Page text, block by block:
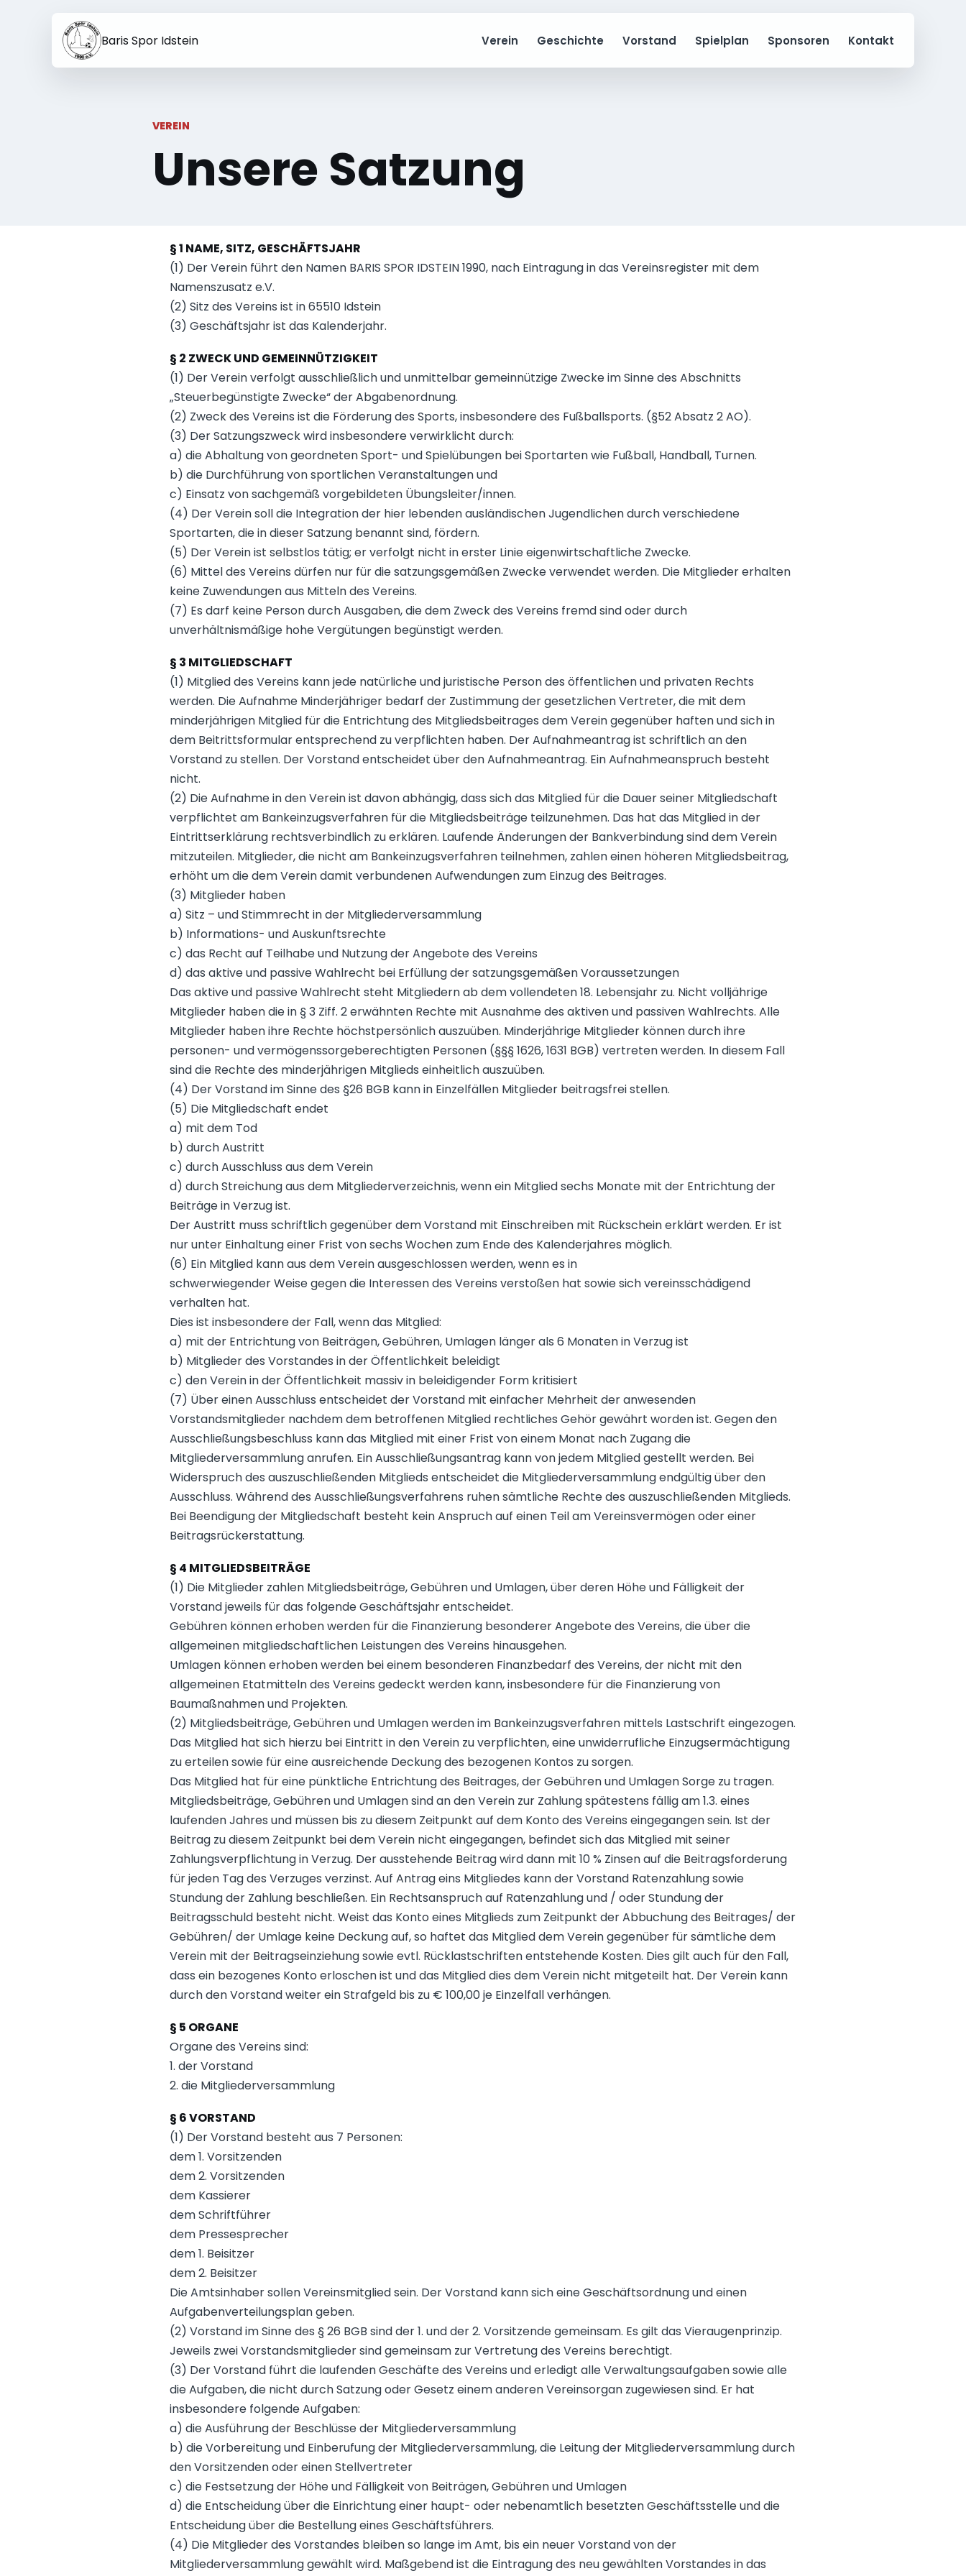
Baris Spor Idstein Verein Geschichte Vorstand Spielplan Sponsoren Kontakt
VEREIN
Unsere Satzung
§ 1 NAME, SITZ, GESCHÄFTSJAHR
(1) Der Verein führt den Namen BARIS SPOR IDSTEIN 1990, nach Eintragung in das Vereinsregister mit dem
Namenszusatz e.V.
(2) Sitz des Vereins ist in 65510 Idstein
(3) Geschäftsjahr ist das Kalenderjahr.
§ 2 ZWECK UND GEMEINNÜTZIGKEIT
(1) Der Verein verfolgt ausschließlich und unmittelbar gemeinnützige Zwecke im Sinne des Abschnitts
„Steuerbegünstigte Zwecke“ der Abgabenordnung.
(2) Zweck des Vereins ist die Förderung des Sports, insbesondere des Fußballsports. (§52 Absatz 2 AO).
(3) Der Satzungszweck wird insbesondere verwirklicht durch:
a) die Abhaltung von geordneten Sport- und Spielübungen bei Sportarten wie Fußball, Handball, Turnen.
b) die Durchführung von sportlichen Veranstaltungen und
c) Einsatz von sachgemäß vorgebildeten Übungsleiter/innen.
(4) Der Verein soll die Integration der hier lebenden ausländischen Jugendlichen durch verschiedene
Sportarten, die in dieser Satzung benannt sind, fördern.
(5) Der Verein ist selbstlos tätig; er verfolgt nicht in erster Linie eigenwirtschaftliche Zwecke.
(6) Mittel des Vereins dürfen nur für die satzungsgemäßen Zwecke verwendet werden. Die Mitglieder erhalten
keine Zuwendungen aus Mitteln des Vereins.
(7) Es darf keine Person durch Ausgaben, die dem Zweck des Vereins fremd sind oder durch
unverhältnismäßige hohe Vergütungen begünstigt werden.
§ 3 MITGLIEDSCHAFT
(1) Mitglied des Vereins kann jede natürliche und juristische Person des öffentlichen und privaten Rechts
werden. Die Aufnahme Minderjähriger bedarf der Zustimmung der gesetzlichen Vertreter, die mit dem
minderjährigen Mitglied für die Entrichtung des Mitgliedsbeitrages dem Verein gegenüber haften und sich in
dem Beitrittsformular entsprechend zu verpflichten haben. Der Aufnahmeantrag ist schriftlich an den
Vorstand zu stellen. Der Vorstand entscheidet über den Aufnahmeantrag. Ein Aufnahmeanspruch besteht
nicht.
(2) Die Aufnahme in den Verein ist davon abhängig, dass sich das Mitglied für die Dauer seiner Mitgliedschaft
verpflichtet am Bankeinzugsverfahren für die Mitgliedsbeiträge teilzunehmen. Das hat das Mitglied in der
Eintrittserklärung rechtsverbindlich zu erklären. Laufende Änderungen der Bankverbindung sind dem Verein
mitzuteilen. Mitglieder, die nicht am Bankeinzugsverfahren teilnehmen, zahlen einen höheren Mitgliedsbeitrag,
erhöht um die dem Verein damit verbundenen Aufwendungen zum Einzug des Beitrages.
(3) Mitglieder haben
a) Sitz – und Stimmrecht in der Mitgliederversammlung
b) Informations- und Auskunftsrechte
c) das Recht auf Teilhabe und Nutzung der Angebote des Vereins
d) das aktive und passive Wahlrecht bei Erfüllung der satzungsgemäßen Voraussetzungen
Das aktive und passive Wahlrecht steht Mitgliedern ab dem vollendeten 18. Lebensjahr zu. Nicht volljährige
Mitglieder haben die in § 3 Ziff. 2 erwähnten Rechte mit Ausnahme des aktiven und passiven Wahlrechts. Alle
Mitglieder haben ihre Rechte höchstpersönlich auszuüben. Minderjährige Mitglieder können durch ihre
personen- und vermögenssorgeberechtigten Personen (§§§ 1626, 1631 BGB) vertreten werden. In diesem Fall
sind die Rechte des minderjährigen Mitglieds einheitlich auszuüben.
(4) Der Vorstand im Sinne des §26 BGB kann in Einzelfällen Mitglieder beitragsfrei stellen.
(5) Die Mitgliedschaft endet
a) mit dem Tod
b) durch Austritt
c) durch Ausschluss aus dem Verein
d) durch Streichung aus dem Mitgliederverzeichnis, wenn ein Mitglied sechs Monate mit der Entrichtung der
Beiträge in Verzug ist.
Der Austritt muss schriftlich gegenüber dem Vorstand mit Einschreiben mit Rückschein erklärt werden. Er ist
nur unter Einhaltung einer Frist von sechs Wochen zum Ende des Kalenderjahres möglich.
(6) Ein Mitglied kann aus dem Verein ausgeschlossen werden, wenn es in
schwerwiegender Weise gegen die Interessen des Vereins verstoßen hat sowie sich vereinsschädigend
verhalten hat.
Dies ist insbesondere der Fall, wenn das Mitglied:
a) mit der Entrichtung von Beiträgen, Gebühren, Umlagen länger als 6 Monaten in Verzug ist
b) Mitglieder des Vorstandes in der Öffentlichkeit beleidigt
c) den Verein in der Öffentlichkeit massiv in beleidigender Form kritisiert
(7) Über einen Ausschluss entscheidet der Vorstand mit einfacher Mehrheit der anwesenden
Vorstandsmitglieder nachdem dem betroffenen Mitglied rechtliches Gehör gewährt worden ist. Gegen den
Ausschließungsbeschluss kann das Mitglied mit einer Frist von einem Monat nach Zugang die
Mitgliederversammlung anrufen. Ein Ausschließungsantrag kann von jedem Mitglied gestellt werden. Bei
Widerspruch des auszuschließenden Mitglieds entscheidet die Mitgliederversammlung endgültig über den
Ausschluss. Während des Ausschließungsverfahrens ruhen sämtliche Rechte des auszuschließenden Mitglieds.
Bei Beendigung der Mitgliedschaft besteht kein Anspruch auf einen Teil am Vereinsvermögen oder einer
Beitragsrückerstattung.
§ 4 MITGLIEDSBEITRÄGE
(1) Die Mitglieder zahlen Mitgliedsbeiträge, Gebühren und Umlagen, über deren Höhe und Fälligkeit der
Vorstand jeweils für das folgende Geschäftsjahr entscheidet.
Gebühren können erhoben werden für die Finanzierung besonderer Angebote des Vereins, die über die
allgemeinen mitgliedschaftlichen Leistungen des Vereins hinausgehen.
Umlagen können erhoben werden bei einem besonderen Finanzbedarf des Vereins, der nicht mit den
allgemeinen Etatmitteln des Vereins gedeckt werden kann, insbesondere für die Finanzierung von
Baumaßnahmen und Projekten.
(2) Mitgliedsbeiträge, Gebühren und Umlagen werden im Bankeinzugsverfahren mittels Lastschrift eingezogen.
Das Mitglied hat sich hierzu bei Eintritt in den Verein zu verpflichten, eine unwiderrufliche Einzugsermächtigung
zu erteilen sowie für eine ausreichende Deckung des bezogenen Kontos zu sorgen.
Das Mitglied hat für eine pünktliche Entrichtung des Beitrages, der Gebühren und Umlagen Sorge zu tragen.
Mitgliedsbeiträge, Gebühren und Umlagen sind an den Verein zur Zahlung spätestens fällig am 1.3. eines
laufenden Jahres und müssen bis zu diesem Zeitpunkt auf dem Konto des Vereins eingegangen sein. Ist der
Beitrag zu diesem Zeitpunkt bei dem Verein nicht eingegangen, befindet sich das Mitglied mit seiner
Zahlungsverpflichtung in Verzug. Der ausstehende Beitrag wird dann mit 10 % Zinsen auf die Beitragsforderung
für jeden Tag des Verzuges verzinst. Auf Antrag eins Mitgliedes kann der Vorstand Ratenzahlung sowie
Stundung der Zahlung beschließen. Ein Rechtsanspruch auf Ratenzahlung und / oder Stundung der
Beitragsschuld besteht nicht. Weist das Konto eines Mitglieds zum Zeitpunkt der Abbuchung des Beitrages/ der
Gebühren/ der Umlage keine Deckung auf, so haftet das Mitglied dem Verein gegenüber für sämtliche dem
Verein mit der Beitragseinziehung sowie evtl. Rücklastschriften entstehende Kosten. Dies gilt auch für den Fall,
dass ein bezogenes Konto erloschen ist und das Mitglied dies dem Verein nicht mitgeteilt hat. Der Verein kann
durch den Vorstand weiter ein Strafgeld bis zu € 100,00 je Einzelfall verhängen.
§ 5 ORGANE
Organe des Vereins sind:
1. der Vorstand
2. die Mitgliederversammlung
§ 6 VORSTAND
(1) Der Vorstand besteht aus 7 Personen:
dem 1. Vorsitzenden
dem 2. Vorsitzenden
dem Kassierer
dem Schriftführer
dem Pressesprecher
dem 1. Beisitzer
dem 2. Beisitzer
Die Amtsinhaber sollen Vereinsmitglied sein. Der Vorstand kann sich eine Geschäftsordnung und einen
Aufgabenverteilungsplan geben.
(2) Vorstand im Sinne des § 26 BGB sind der 1. und der 2. Vorsitzende gemeinsam. Es gilt das Vieraugenprinzip.
Jeweils zwei Vorstandsmitglieder sind gemeinsam zur Vertretung des Vereins berechtigt.
(3) Der Vorstand führt die laufenden Geschäfte des Vereins und erledigt alle Verwaltungsaufgaben sowie alle
die Aufgaben, die nicht durch Satzung oder Gesetz einem anderen Vereinsorgan zugewiesen sind. Er hat
insbesondere folgende Aufgaben:
a) die Ausführung der Beschlüsse der Mitgliederversammlung
b) die Vorbereitung und Einberufung der Mitgliederversammlung, die Leitung der Mitgliederversammlung durch
den Vorsitzenden oder einen Stellvertreter
c) die Festsetzung der Höhe und Fälligkeit von Beiträgen, Gebühren und Umlagen
d) die Entscheidung über die Einrichtung einer haupt- oder nebenamtlich besetzten Geschäftsstelle und die
Entscheidung über die Bestellung eines Geschäftsführers.
(4) Die Mitglieder des Vorstandes bleiben so lange im Amt, bis ein neuer Vorstand von der
Mitgliederversammlung gewählt wird. Maßgebend ist die Eintragung des neu gewählten Vorstandes in das